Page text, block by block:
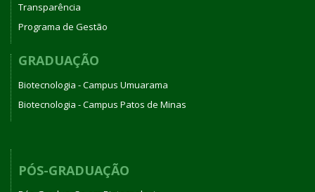
Transparência
Programa de Gestão
GRADUAÇÃO
Biotecnologia - Campus Umuarama
Biotecnologia - Campus Patos de Minas
PÓS-GRADUAÇÃO